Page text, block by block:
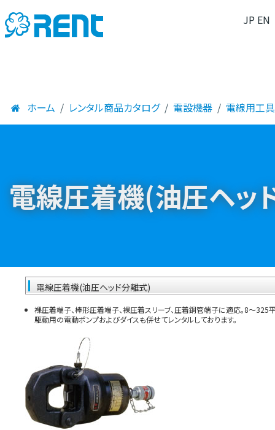
JP EN
ホーム レンタル商品カタログ 電設機器 電線用工具
電線圧着機(油圧ヘッ
電線圧着機(油圧ヘッド分離式)
裸圧着端子、棒形圧着端子、裸圧着スリーブ、圧着銅管端子に適応。8～325
駆動用の電動ポンプおよびダイスも併せてレンタルしております。